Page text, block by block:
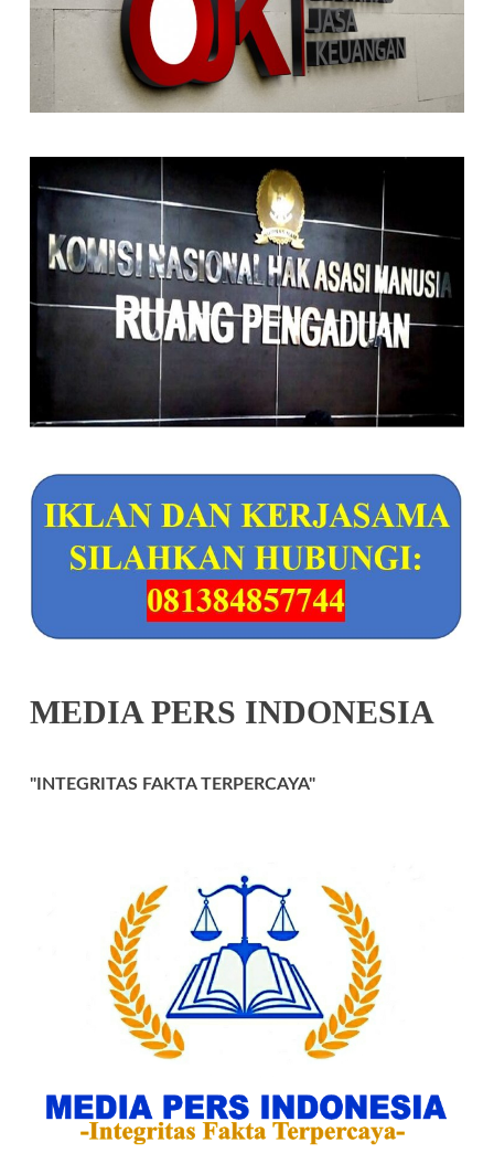
MEDIA PERS INDONESIA
"INTEGRITAS FAKTA TERPERCAYA"